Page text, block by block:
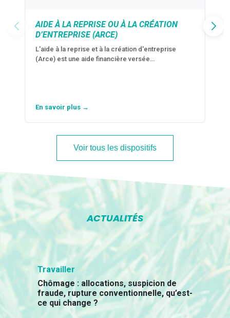
AIDE À LA REPRISE OU À LA CRÉATION
D’ENTREPRISE (ARCE)
L'aide à la reprise et à la création d'entreprise
(Arce) est une aide financière versée…
En savoir plus →
Voir tous les dispositifs
ACTUALITÉS
Travailler
Chômage : allocations, suspicion de
fraude, rupture conventionnelle, qu’est-
ce qui change ?